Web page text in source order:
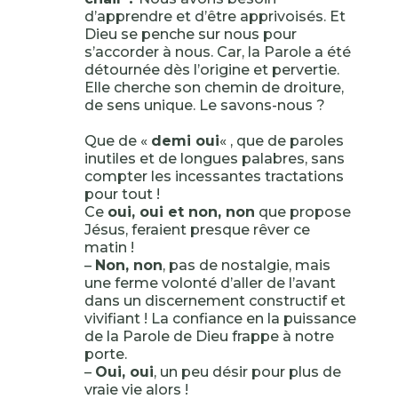
d’apprendre et d’être apprivoisés. Et
Dieu se penche sur nous pour
s’accorder à nous. Car, la Parole a été
détournée dès l’origine et pervertie.
Elle cherche son chemin de droiture,
de sens unique. Le savons-nous ?
Que de « demi oui« , que de paroles
inutiles et de longues palabres, sans
compter les incessantes tractations
pour tout !
Ce oui, oui et non, non que propose
Jésus, feraient presque rêver ce
matin !
– Non, non, pas de nostalgie, mais
une ferme volonté d’aller de l’avant
dans un discernement constructif et
vivifiant ! La confiance en la puissance
de la Parole de Dieu frappe à notre
porte.
– Oui, oui, un peu désir pour plus de
vraie vie alors !